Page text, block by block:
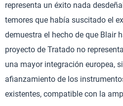
representa un éxito nada
temores que había suscitado el
demuestra el hecho de que Blair
proyecto de Tratado no
una mayor integración europea,
afianzamiento de los
existentes, compatible con la